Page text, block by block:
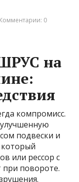
Комментарии: 0
на
компромисс.
подвески и
который
или рессор с
при повороте.